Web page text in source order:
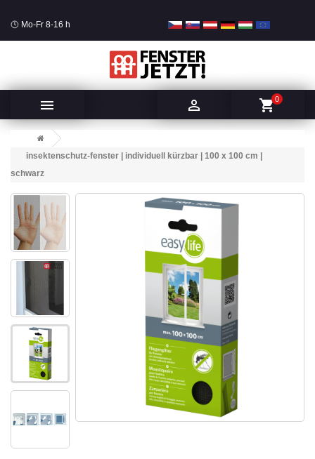
Mo-Fr 8-16 h
  shopping_cart0
insektenschutz-fenster | individuell kürzbar | 100 x 100 cm |
schwarz